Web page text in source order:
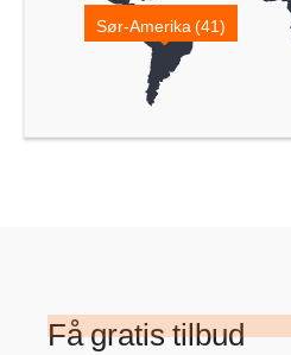
Sør-Amerika (41)
Få gratis tilbud